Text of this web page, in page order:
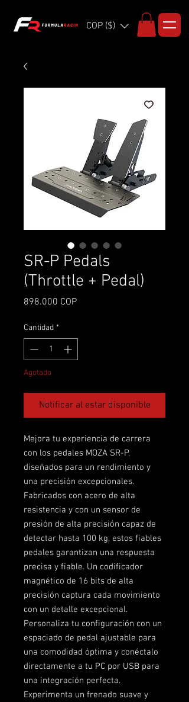
COP ($)
SR-P Pedals
(Throttle + Pedal)
898.000 COPPrecio
Cantidad *
Agotado
Notificar al estar disponible
Mejora tu experiencia de carrera
con los pedales MOZA SR-P,
diseñados para un rendimiento y
una precisión excepcionales.
Fabricados con acero de alta
resistencia y con un sensor de
presión de alta precisión capaz de
detectar hasta 100 kg, estos fiables
pedales garantizan una respuesta
precisa y fiable. Un codificador
magnético de 16 bits de alta
precisión captura cada movimiento
con un detalle excepcional.
Personaliza tu configuración con un
espaciado de pedal ajustable para
una comodidad óptima y conéctalo
directamente a tu PC por USB para
una integración perfecta.
Experimenta un frenado suave y